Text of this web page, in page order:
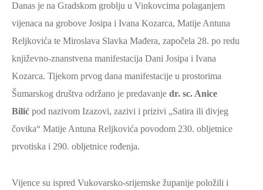
Danas je na Gradskom groblju u Vinkovcima polaganjem
vijenaca na grobove Josipa i Ivana Kozarca, Matije Antuna
Reljkovića te Miroslava Slavka Mađera, započela 28. po redu
književno-znanstvena manifestacija Dani Josipa i Ivana
Kozarca. Tijekom prvog dana manifestacije u prostorima
Šumarskog društva održano je predavanje dr. sc. Anice
Bilić pod nazivom Izazovi, zazivi i prizivi „Satira ili divjeg
čovika“ Matije Antuna Reljkovića povodom 230. obljetnice
prvotiska i 290. obljetnice rođenja.
Vijence su ispred Vukovarsko-srijemske županije položili i